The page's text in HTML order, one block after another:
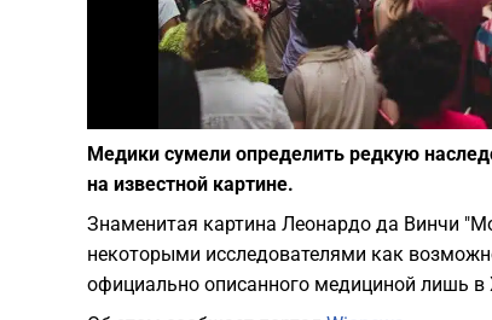
Медики сумели определить редкую
на известной картине.
Знаменитая картина Леонардо да Винчи
некоторыми исследователями как
официально описанного медициной лишь в